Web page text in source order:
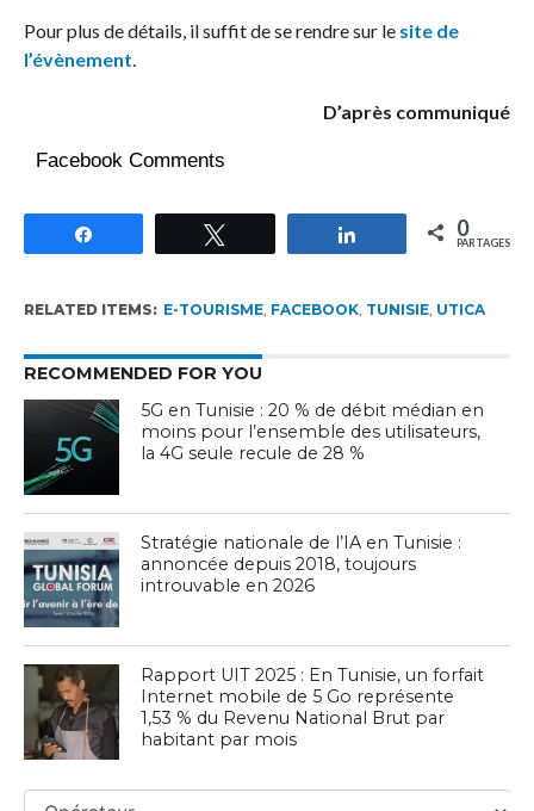
Pour plus de détails, il suffit de se rendre sur le site de
l’évènement.
D’après communiqué
Facebook Comments
Partagez 0
PARTAGES
RELATED ITEMS: E-TOURISME, FACEBOOK, TUNISIE, UTICA
RECOMMENDED FOR YOU
5G en Tunisie : 20 % de débit médian en
moins pour l’ensemble des utilisateurs,
la 4G seule recule de 28 %
Stratégie nationale de l’IA en Tunisie :
annoncée depuis 2018, toujours
introuvable en 2026
Rapport UIT 2025 : En Tunisie, un forfait
Internet mobile de 5 Go représente
1,53 % du Revenu National Brut par
habitant par mois